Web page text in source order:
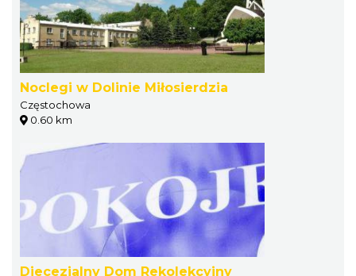
Noclegi w Dolinie Miłosierdzia
Częstochowa
0.60 km
Diecezjalny Dom Rekolekcyjny